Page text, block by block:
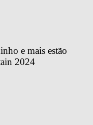
e mais estão
2024